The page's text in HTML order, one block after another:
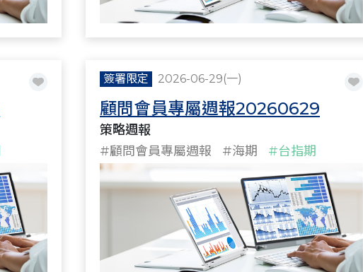
簽署限定 2026-06-29(一)
顧問會員專屬週報20260629
策略週報
#顧問會員專屬週報
#海期
#台指期
#策略